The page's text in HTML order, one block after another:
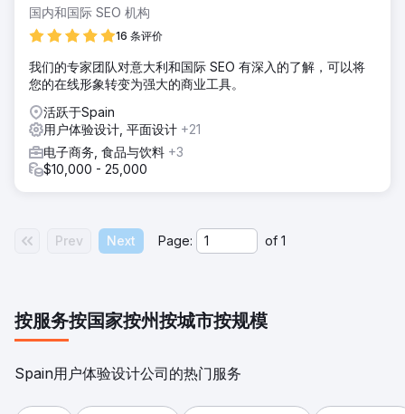
国内和国际 SEO 机构
16 条评价
我们的专家团队对意大利和国际 SEO 有深入的了解，可以将
您的在线形象转变为强大的商业工具。
活跃于Spain
用户体验设计, 平面设计 +21
电子商务, 食品与饮料 +3
$10,000 - 25,000
Prev Next Page: of 1
按服务按国家按州按城市按规模
Spain用户体验设计公司的热门服务